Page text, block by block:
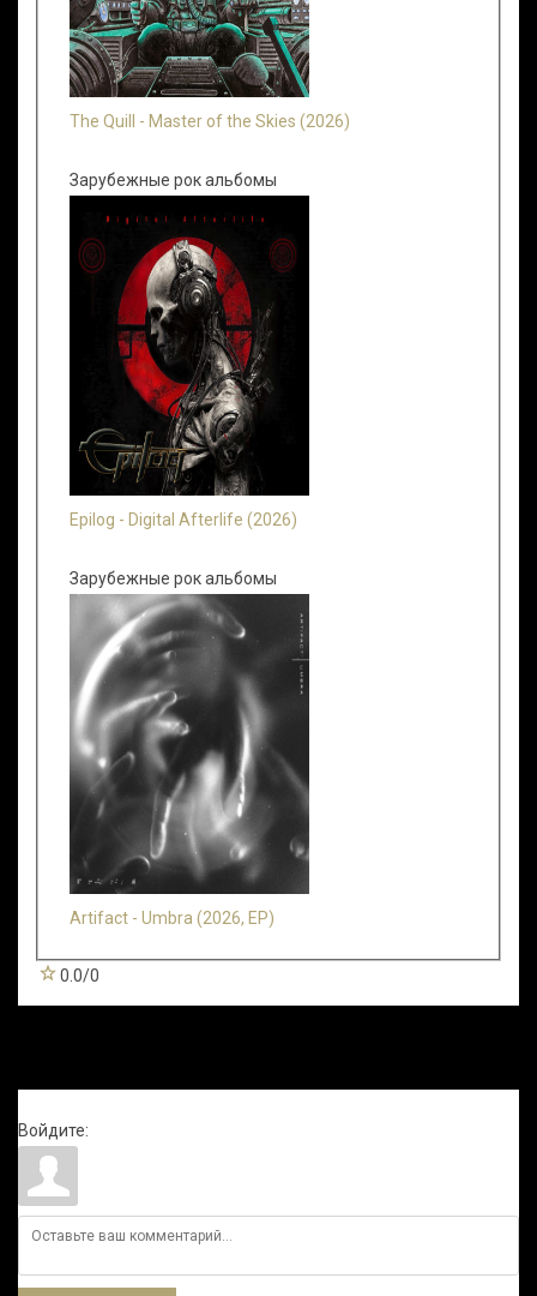
The Quill - Master of the Skies (2026)
Зарубежные рок альбомы
Epilog - Digital Afterlife (2026)
Зарубежные рок альбомы
Artifact - Umbra (2026, EP)
0.0/0
Войдите: